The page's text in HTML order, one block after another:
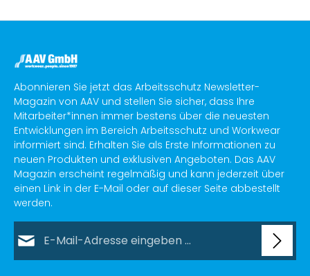
Abonnieren Sie jetzt das Arbeitsschutz Newsletter-
Magazin von AAV und stellen Sie sicher, dass Ihre
Mitarbeiter*innen immer bestens über die neuesten
Entwicklungen im Bereich Arbeitsschutz und Workwear
informiert sind. Erhalten Sie als Erste Informationen zu
neuen Produkten und exklusiven Angeboten. Das AAV
Magazin erscheint regelmäßig und kann jederzeit über
einen Link in der E-Mail oder auf dieser Seite abbestellt
werden.